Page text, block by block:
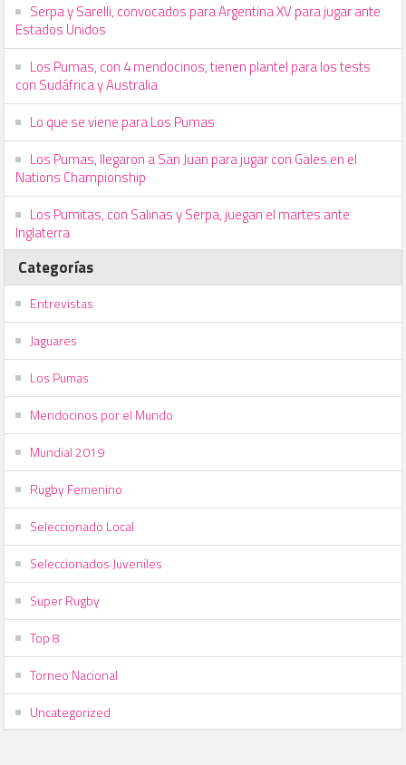
Serpa y Sarelli, convocados para Argentina XV para jugar ante
Estados Unidos
Los Pumas, con 4 mendocinos, tienen plantel para los tests
con Sudáfrica y Australia
Lo que se viene para Los Pumas
Los Pumas, llegaron a San Juan para jugar con Gales en el
Nations Championship
Los Pumitas, con Salinas y Serpa, juegan el martes ante
Inglaterra
Categorías
Entrevistas
Jaguares
Los Pumas
Mendocinos por el Mundo
Mundial 2019
Rugby Femenino
Seleccionado Local
Seleccionados Juveniles
Super Rugby
Top 8
Torneo Nacional
Uncategorized